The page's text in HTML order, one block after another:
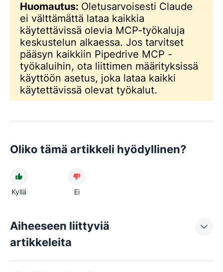
Huomautus: Oletusarvoisesti Claude
ei välttämättä lataa kaikkia
käytettävissä olevia MCP-työkaluja
keskustelun alkaessa. Jos tarvitset
pääsyn kaikkiin Pipedrive MCP -
työkaluihin, ota liittimen määrityksissä
käyttöön asetus, joka lataa kaikki
käytettävissä olevat työkalut.
Oliko tämä artikkeli hyödyllinen?
Kyllä Ei
Aiheeseen liittyviä
artikkeleita